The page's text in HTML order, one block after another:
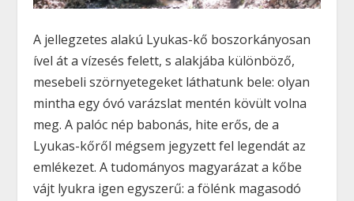
A jellegzetes alakú Lyukas-kő boszorkányosan
ível át a vízesés felett, s alakjába különböző,
mesebeli szörnyetegeket láthatunk bele: olyan
mintha egy óvó varázslat mentén kövült volna
meg. A palóc nép babonás, hite erős, de a
Lyukas-kőről mégsem jegyzett fel legendát az
emlékezet. A tudományos magyarázat a kőbe
vájt lyukra igen egyszerű: a fölénk magasodó